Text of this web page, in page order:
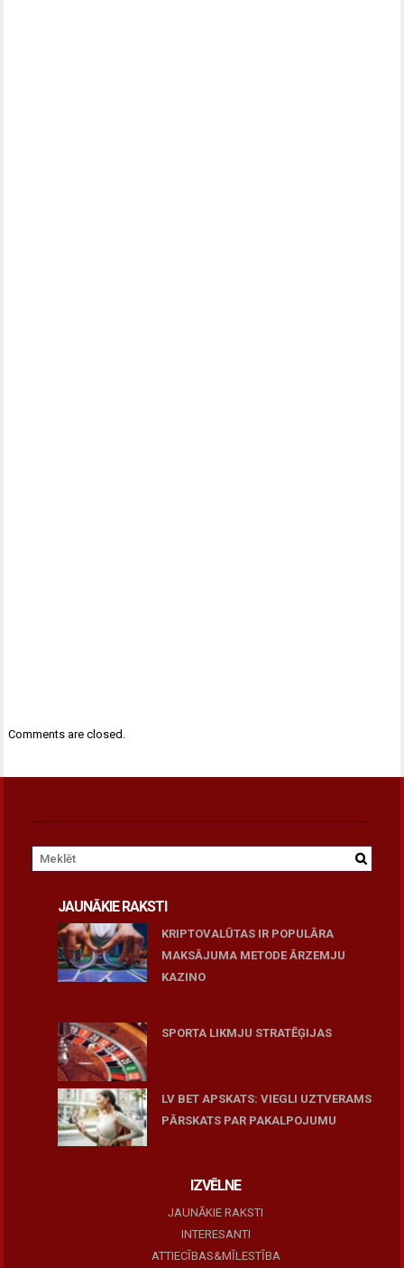
Comments are closed.
JAUNĀKIE RAKSTI
KRIPTOVALŪTAS IR POPULĀRA
MAKSĀJUMA METODE ĀRZEMJU
KAZINO
SPORTA LIKMJU STRATĒĢIJAS
LV BET APSKATS: VIEGLI UZTVERAMS
PĀRSKATS PAR PAKALPOJUMU
IZVĒLNE
JAUNĀKIE RAKSTI
INTERESANTI
ATTIECĪBAS&MĪLESTĪBA